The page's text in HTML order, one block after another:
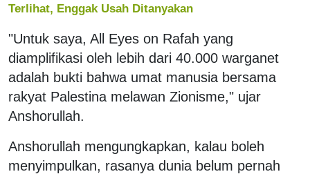
Terlihat, Enggak Usah Ditanyakan
"Untuk saya, All Eyes on Rafah yang
diamplifikasi oleh lebih dari 40.000 warganet
adalah bukti bahwa umat manusia bersama
rakyat Palestina melawan Zionisme," ujar
Anshorullah.
Anshorullah mengungkapkan, kalau boleh
menyimpulkan, rasanya dunia belum pernah